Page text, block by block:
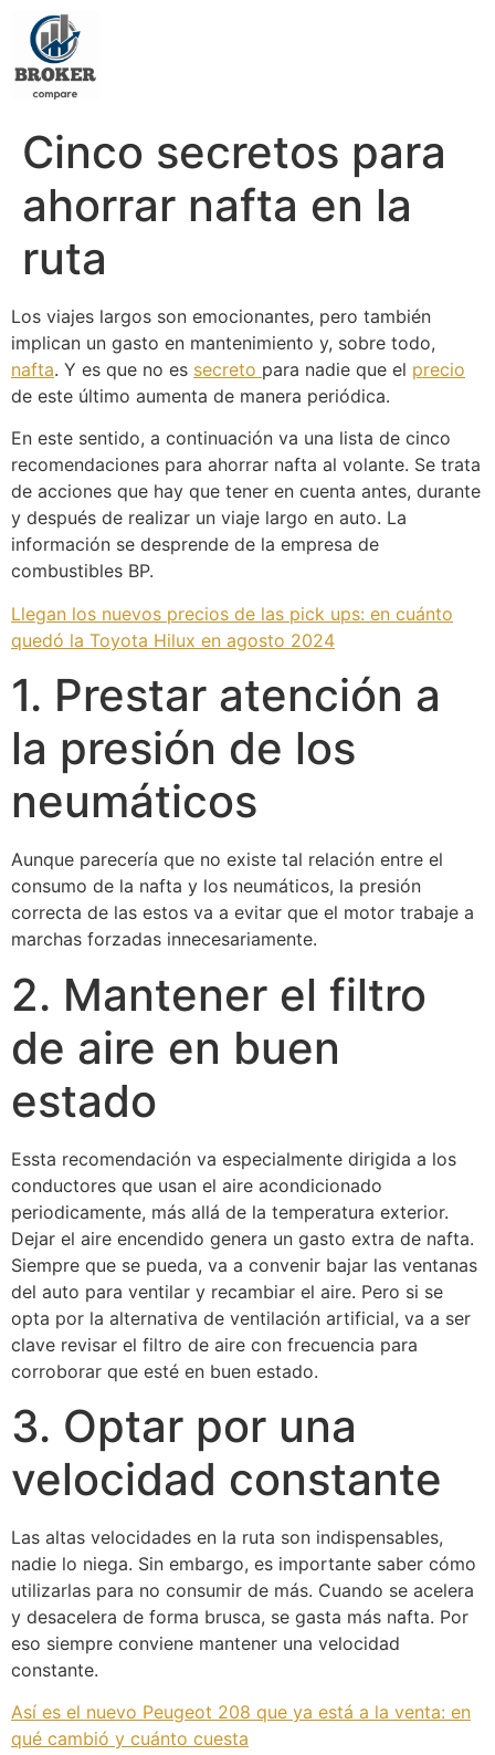
Cinco secretos para
ahorrar nafta en la
ruta
Los viajes largos son emocionantes, pero también
implican un gasto en mantenimiento y, sobre todo,
nafta. Y es que no es secreto para nadie que el precio
de este último aumenta de manera periódica.
En este sentido, a continuación va una lista de cinco
recomendaciones para ahorrar nafta al volante. Se trata
de acciones que hay que tener en cuenta antes, durante
y después de realizar un viaje largo en auto. La
información se desprende de la empresa de
combustibles BP.
Llegan los nuevos precios de las pick ups: en cuánto
quedó la Toyota Hilux en agosto 2024
1. Prestar atención a
la presión de los
neumáticos
Aunque parecería que no existe tal relación entre el
consumo de la nafta y los neumáticos, la presión
correcta de las estos va a evitar que el motor trabaje a
marchas forzadas innecesariamente.
2. Mantener el filtro
de aire en buen
estado
Essta recomendación va especialmente dirigida a los
conductores que usan el aire acondicionado
periodicamente, más allá de la temperatura exterior.
Dejar el aire encendido genera un gasto extra de nafta.
Siempre que se pueda, va a convenir bajar las ventanas
del auto para ventilar y recambiar el aire. Pero si se
opta por la alternativa de ventilación artificial, va a ser
clave revisar el filtro de aire con frecuencia para
corroborar que esté en buen estado.
3. Optar por una
velocidad constante
Las altas velocidades en la ruta son indispensables,
nadie lo niega. Sin embargo, es importante saber cómo
utilizarlas para no consumir de más. Cuando se acelera
y desacelera de forma brusca, se gasta más nafta. Por
eso siempre conviene mantener una velocidad
constante.
Así es el nuevo Peugeot 208 que ya está a la venta: en
qué cambió y cuánto cuesta